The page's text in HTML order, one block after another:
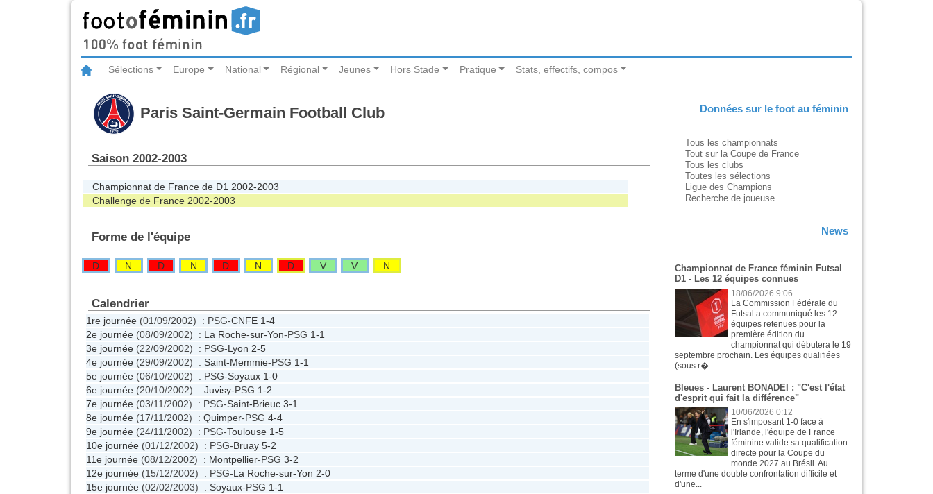
Sélections Europe National Régional Jeunes Hors Stade Pratique Stats, effectifs, compos
Paris Saint-Germain Football Club
Saison 2002-2003
Championnat de France de D1 2002-2003
Challenge de France 2002-2003
Forme de l'équipe
D N D N D N D V V N
Calendrier
1re journée (01/09/2002) : PSG-CNFE 1-4
2e journée (08/09/2002) : La Roche-sur-Yon-PSG 1-1
3e journée (22/09/2002) : PSG-Lyon 2-5
4e journée (29/09/2002) : Saint-Memmie-PSG 1-1
5e journée (06/10/2002) : PSG-Soyaux 1-0
6e journée (20/10/2002) : Juvisy-PSG 1-2
7e journée (03/11/2002) : PSG-Saint-Brieuc 3-1
8e journée (17/11/2002) : Quimper-PSG 4-4
9e journée (24/11/2002) : PSG-Toulouse 1-5
10e journée (01/12/2002) : PSG-Bruay 5-2
11e journée (08/12/2002) : Montpellier-PSG 3-2
12e journée (15/12/2002) : PSG-La Roche-sur-Yon 2-0
15e journée (02/02/2003) : Soyaux-PSG 1-1
Données sur le foot au féminin
Tous les championnats
Tout sur la Coupe de France
Tous les clubs
Toutes les sélections
Ligue des Champions
Recherche de joueuse
News
Championnat de France féminin Futsal
D1 - Les 12 équipes connues
18/06/2026 9:06
La Commission Fédérale du
Futsal a communiqué les 12
équipes retenues pour la
première édition du
championnat qui débutera le 19
septembre prochain. Les équipes qualifiées
(sous r�...
Bleues - Laurent BONADEI : "C'est l'état
d'esprit qui fait la différence"
10/06/2026 0:12
En s'imposant 1-0 face à
l'Irlande, l'équipe de France
féminine valide sa qualification
directe pour la Coupe du
monde 2027 au Brésil. Au
terme d'une double confrontation difficile et
d'une...